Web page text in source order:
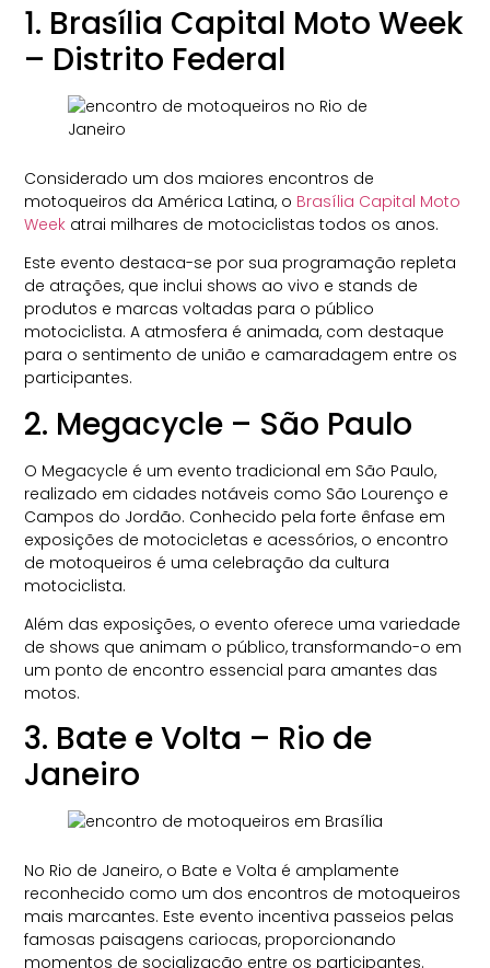
1. Brasília Capital Moto Week
– Distrito Federal
Considerado um dos maiores encontros de
motoqueiros da América Latina, o Brasília Capital Moto
Week atrai milhares de motociclistas todos os anos.
Este evento destaca-se por sua programação repleta
de atrações, que inclui shows ao vivo e stands de
produtos e marcas voltadas para o público
motociclista. A atmosfera é animada, com destaque
para o sentimento de união e camaradagem entre os
participantes.
2. Megacycle – São Paulo
O Megacycle é um evento tradicional em São Paulo,
realizado em cidades notáveis como São Lourenço e
Campos do Jordão. Conhecido pela forte ênfase em
exposições de motocicletas e acessórios, o encontro
de motoqueiros​ é uma celebração da cultura
motociclista.
Além das exposições, o evento oferece uma variedade
de shows que animam o público, transformando-o em
um ponto de encontro essencial para amantes das
motos.
3. Bate e Volta – Rio de
Janeiro
No Rio de Janeiro, o Bate e Volta é amplamente
reconhecido como um dos encontros de motoqueiros
mais marcantes. Este evento incentiva passeios pelas
famosas paisagens cariocas, proporcionando
momentos de socialização entre os participantes.